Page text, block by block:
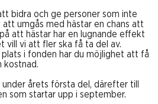
bidra och ge personer som inte
umgås med hästar en chans att
att hästar har en lugnande effekt
vill vi att fler ska få ta del av.
i fonden har du möjlighet att få
kostnad.
årets första del, därefter till
som startar upp i september.